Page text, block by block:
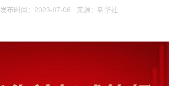
发布时间：2023-07-06 来源：新华社